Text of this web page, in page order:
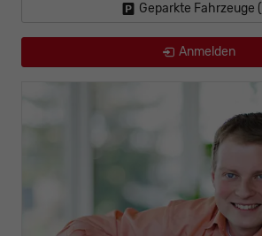
Geparkte Fahrzeuge (
Anmelden